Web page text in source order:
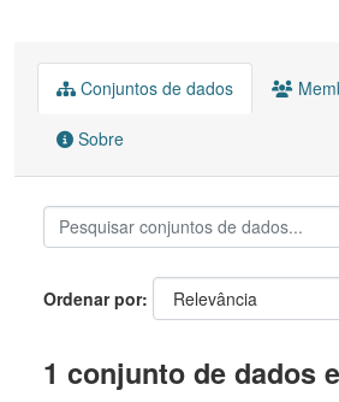
Conjuntos de dados
Sobre
Ordenar por
1 conjunto de dados